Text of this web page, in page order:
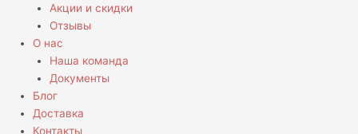
Акции и скидки
Отзывы
О нас
Наша команда
Документы
Блог
Доставка
Контакты